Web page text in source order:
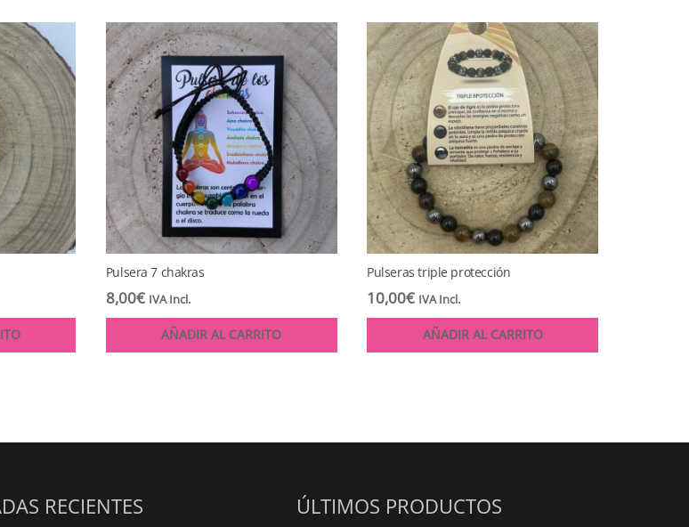
Pulsera 7 chakras
8,00€ IVA Incl.
AÑADIR AL CARRITO
Pulseras triple protección
10,00€ IVA Incl.
AÑADIR AL CARRITO
RECIENTES ÚLTIMOS PRODUCTOS